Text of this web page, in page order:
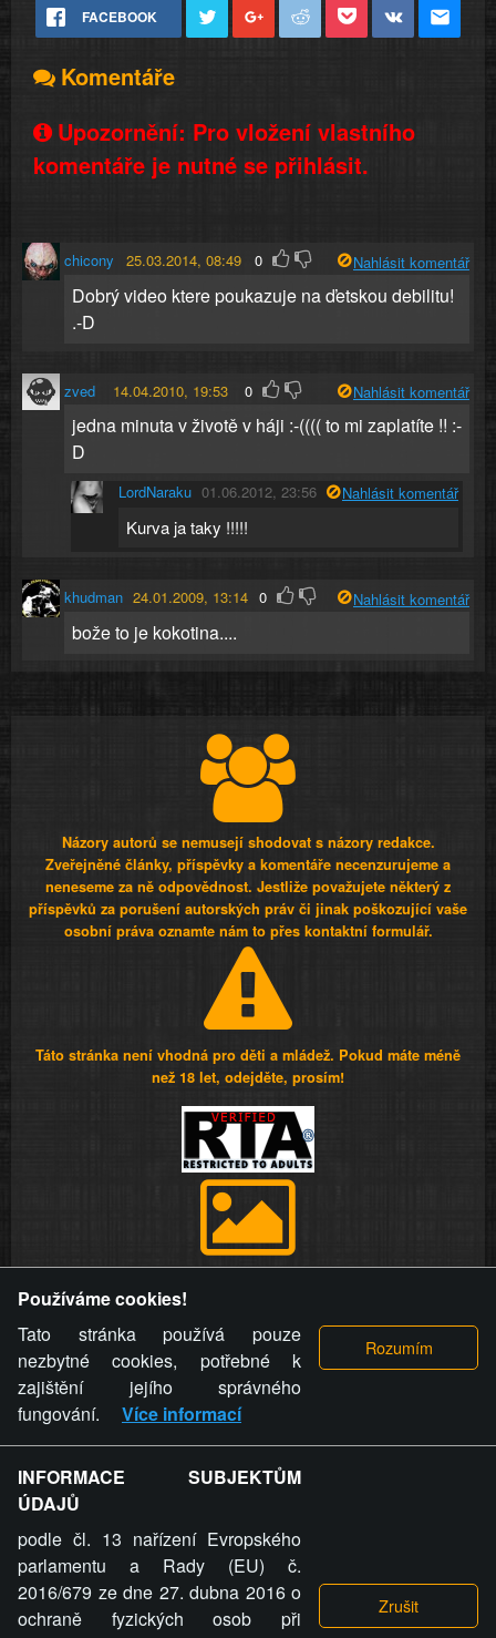
FACEBOOK
Komentáře
Upozornění: Pro vložení vlastního
komentáře je nutné se přihlásit.
chicony 25.03.2014, 08:49 0 Nahlásit komentář
Dobrý video ktere poukazuje na ďetskou debilitu!
.-D
zved 14.04.2010, 19:53 0 Nahlásit komentář
jedna minuta v životě v háji :-(((( to mi zaplatíte !! :-
D
LordNaraku 01.06.2012, 23:56 Nahlásit komentář
Kurva ja taky !!!!!
khudman 24.01.2009, 13:14 0 Nahlásit komentář
bože to je kokotina....
Názory autorů se nemusejí shodovat s názory redakce.
Zveřejněné články, příspěvky a komentáře necenzurujeme a
neneseme za ně odpovědnost. Jestliže považujete některý z
příspěvků za porušení autorských práv či jinak poškozující vaše
osobní práva oznamte nám to přes kontaktní formulář.
Táto stránka není vhodná pro děti a mládež. Pokud máte méně
než 18 let, odejděte, prosím!
videa a komentáře. Osoba, které se toto opatření provozovatele
stránky týče, ani osoba, která umístila fotografii nebo video na
stránku, nemůže z důvodu odstranění fotografie, videa nebo
komentáře pro výše uvedenou okolnost uplatnit vůči
provozovateli stránky žádný nárok na náhradu škody nebo
nemajetkové újmy.
ZVRÁCENÝ.CZ - Svět není zvrácenej. To jen
ty lidi...
Používáme cookies!
Tato stránka používá pouze
nezbytné cookies, potřebné k
zajištění jejího správného
fungování.
Více informací
INFORMACE SUBJEKTŮM
ÚDAJŮ
podle čl. 13 nařízení Evropského
parlamentu a Rady (EU) č.
2016/679 ze dne 27. dubna 2016 o
ochraně fyzických osob při